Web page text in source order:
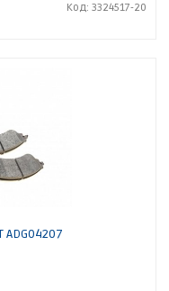
Код: 3324517-20